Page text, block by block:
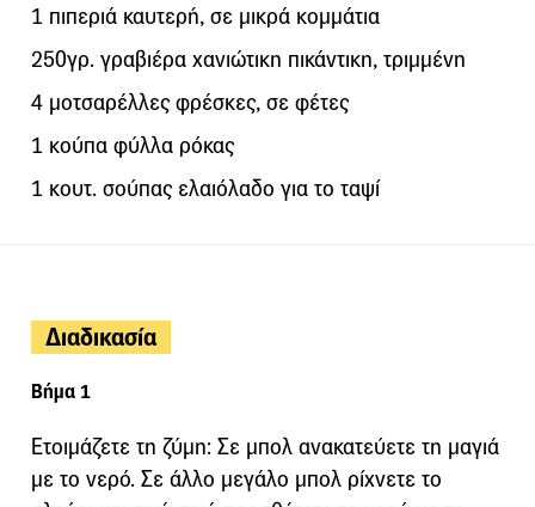
1 πιπεριά καυτερή, σε μικρά κομμάτια
250γρ. γραβιέρα χανιώτικη πικάντικη, τριμμένη
4 μοτσαρέλλες φρέσκες, σε φέτες
1 κούπα φύλλα ρόκας
1 κουτ. σούπας ελαιόλαδο για το ταψί
Διαδικασία
Βήμα 1
Ετοιμάζετε τη ζύμη: Σε μπολ ανακατεύετε τη μαγιά
με το νερό. Σε άλλο μεγάλο μπολ ρίχνετε το